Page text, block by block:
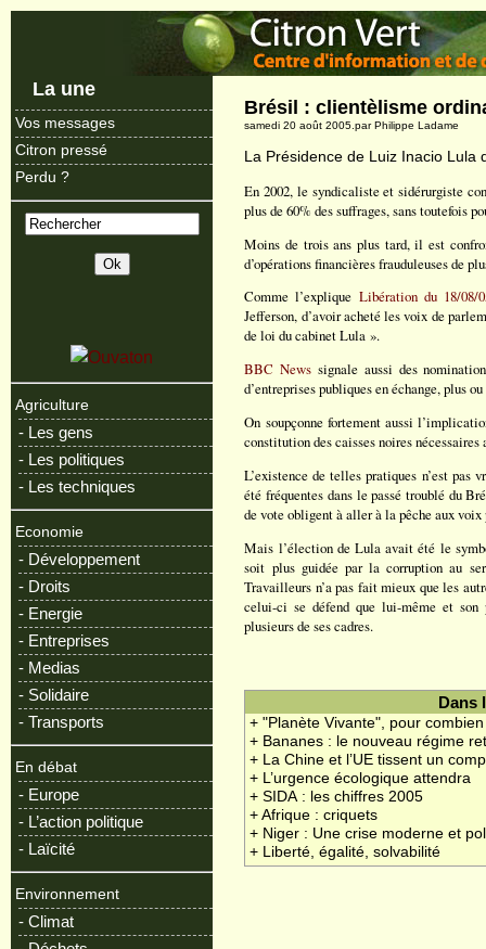
La une
Vos messages
Citron pressé
Perdu ?
Agriculture
- Les gens
- Les politiques
- Les techniques
Economie
- Développement
- Droits
- Energie
- Entreprises
- Medias
- Solidaire
- Transports
En débat
- Europe
- L’action politique
- Laïcité
Environnement
- Climat
Brésil : clientèlisme
samedi 20 août 2005.par Philippe Ladame
La Présidence de Luiz Inacio Lula
En 2002, le syndicaliste et sidérurgiste
plus de 60% des suffrages, sans toutefois
Moins de trois ans plus tard, il est
d’opérations financières frauduleuses de
Comme l’explique Libération du 18/08/
Jefferson, d’avoir acheté les voix de
de loi du cabinet Lula ».
BBC News signale aussi des
d’entreprises publiques en échange, plus
On soupçonne fortement aussi
constitution des caisses noires
L’existence de telles pratiques n’est pas
été fréquentes dans le passé troublé du
de vote obligent à aller à la pêche aux
Mais l’élection de Lula avait été le
soit plus guidée par la corruption au
Travailleurs n’a pas fait mieux que les
celui-ci se défend que lui-même et
plusieurs de ses cadres.
Dans
+ "Planète Vivante", pour
+ Bananes : le nouveau régime
+ La Chine et l’UE tissent un
+ L’urgence écologique attendra
+ SIDA : les chiffres 2005
+ Afrique : criquets
+ Niger : Une crise moderne et
+ Liberté, égalité, solvabilité